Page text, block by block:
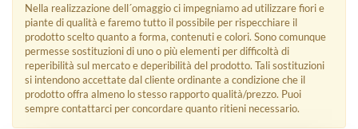
Nella realizzazione dell´omaggio ci impegniamo ad utilizzare fiori e
piante di qualità e faremo tutto il possibile per rispecchiare il
prodotto scelto quanto a forma, contenuti e colori. Sono comunque
permesse sostituzioni di uno o più elementi per difficoltà di
reperibilità sul mercato e deperibilità del prodotto. Tali sostituzioni
si intendono accettate dal cliente ordinante a condizione che il
prodotto offra almeno lo stesso rapporto qualità/prezzo. Puoi
sempre contattarci per concordare quanto ritieni necessario.